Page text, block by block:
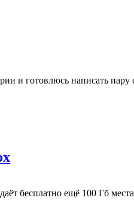
и готовлюсь написать пару
бесплатно ещё 100 Гб